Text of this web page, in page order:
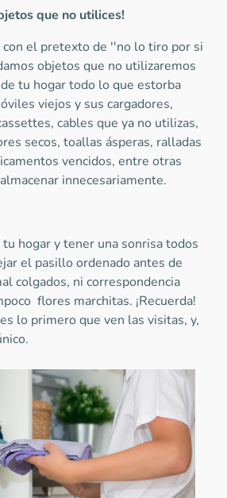
que no utilices!
con el pretexto de ''no lo tiro por si
objetos que no utilizaremos
tu hogar todo lo que estorba
viejos y sus cargadores,
cables que ya no utilizas,
secos, toallas ásperas, ralladas
vencidos, entre otras
innecesariamente.
hogar y tener una sonrisa todos
el pasillo ordenado antes de
colgados, ni correspondencia
flores marchitas. ¡Recuerda!
lo primero que ven las visitas, y,